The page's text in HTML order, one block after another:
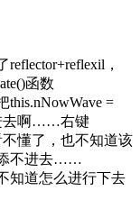
，
函数
=
去啊……右键
不懂了，也不知道该
添不进去……
知道怎么进行下去